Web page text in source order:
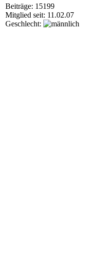
Beiträge: 15199
Mitglied seit: 11.02.07
Geschlecht: